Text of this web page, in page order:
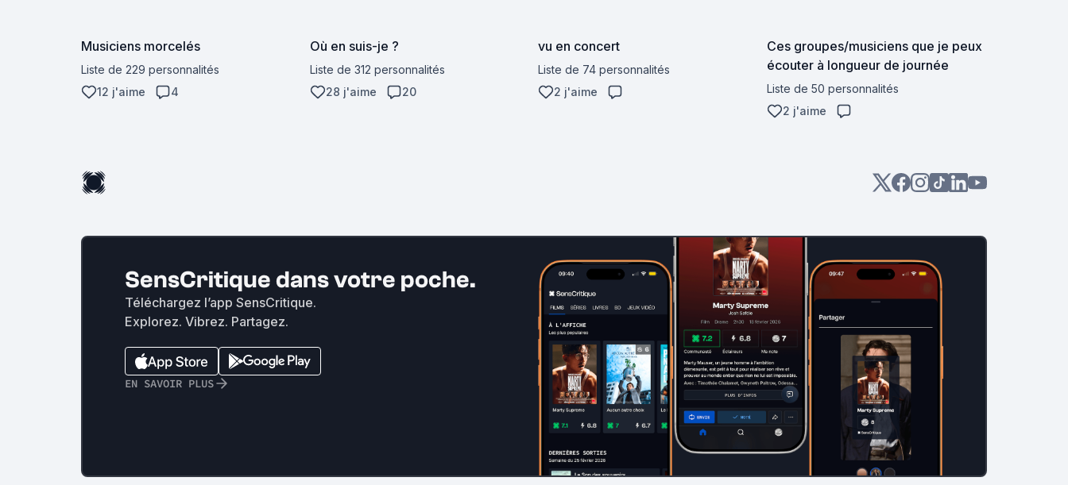
Musiciens morcelés
Liste de 229 personnalités
12 j'aime
4
Où en suis-je ?
Liste de 312 personnalités
28 j'aime
20
vu en concert
Liste de 74 personnalités
2 j'aime
Ces groupes/musiciens que je peux
écouter à longueur de journée
Liste de 50 personnalités
2 j'aime
SensCritique dans votre poche.
Téléchargez l’app SensCritique.
Explorez. Vibrez. Partagez.
EN SAVOIR PLUS